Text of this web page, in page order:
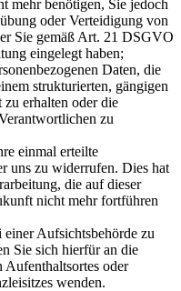
mehr benötigen, Sie jedoch
oder Verteidigung von
Sie gemäß Art. 21 DSGVO
eingelegt haben;
Daten, die
strukturierten, gängigen
zu erhalten oder die
zu
einmal erteilte
uns zu widerrufen. Dies hat
die auf dieser
nicht mehr fortführen
Aufsichtsbehörde zu
Sie sich hierfür an die
Aufenthaltsortes oder
wenden.